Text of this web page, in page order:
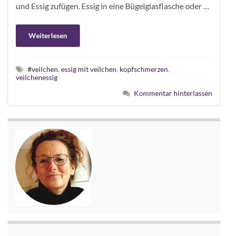
und Essig zufügen. Essig in eine Bügelglasflasche oder …
Weiterlesen
#veilchen, essig mit veilchen, kopfschmerzen,
veilchenessig
Kommentar hinterlassen